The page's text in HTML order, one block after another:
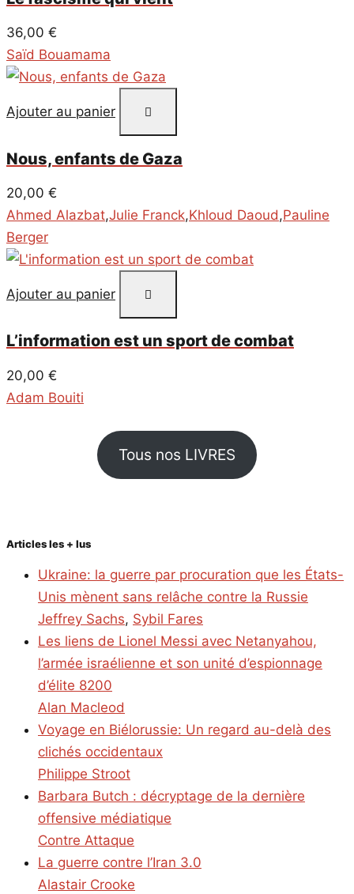
36,00 €
Saïd Bouamama
Ajouter au panier
Nous, enfants de Gaza
20,00 €
Ahmed Alazbat,Julie Franck,Khloud Daoud,Pauline
Berger
Ajouter au panier
L’information est un sport de combat
20,00 €
Adam Bouiti
Tous nos LIVRES
Articles les + lus
Ukraine: la guerre par procuration que les États-
Unis mènent sans relâche contre la Russie
Jeffrey Sachs, Sybil Fares
Les liens de Lionel Messi avec Netanyahou,
l’armée israélienne et son unité d’espionnage
d’élite 8200
Alan Macleod
Voyage en Biélorussie: Un regard au-delà des
clichés occidentaux
Philippe Stroot
Barbara Butch : décryptage de la dernière
offensive médiatique
Contre Attaque
La guerre contre l’Iran 3.0
Alastair Crooke